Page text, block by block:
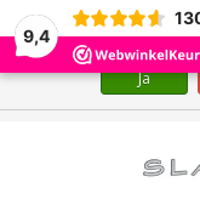
9,4Wij slaan cookies op
Ja